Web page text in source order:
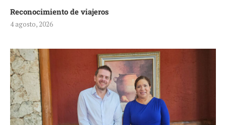
Reconocimiento de viajeros
4 agosto, 2026